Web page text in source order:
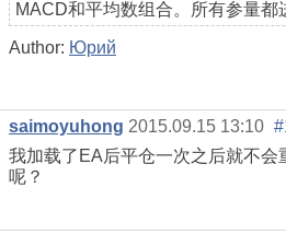
MACD和平均数组合。所有参量都
Author: Юрий
saimoyuhong 2015.09.15 13:10
我加载了EA后平仓一次之后就不会
呢？